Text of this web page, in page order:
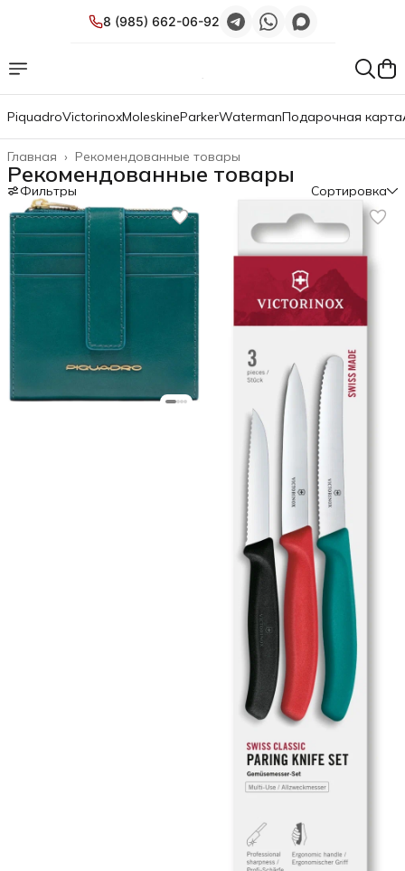
8 (985) 662-06-92
PiquadroVictorinoxMoleskineParkerWatermanПодарочная карта
Рекомендованные товары
Главная ›
Рекомендованные товары
Фильтры Сортировка